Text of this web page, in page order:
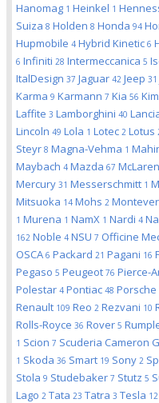
Hanomag 1 Heinkel 1
Suiza 8 Holden 8 Honda 94
Hupmobile 4 Hybrid Kinetic 6
6 Infiniti 28 Intermeccanica 5
ItalDesign 37 Jaguar 42 Jeep 31
Karma 9 Karmann 7 Kia 56
Laffite 3 Lamborghini 40
Lincoln 49 Lola 1 Lotec 2 Lotus
Steyr 8 Magna-Vehma 1
Maybach 4 Mazda 67 McLaren
Mercury 31 Messerschmitt 1
Mitsuoka 14 Mohs 2
1 Murena 1 NamX 1 Nardi 4
162 Noble 4 NSU 7 Officine
OSCA 6 Packard 21 Pagani 16
Pegaso 5 Peugeot 76 Pierce-
Polestar 4 Pontiac 48 Porsche
Renault 109 Reo 2 Rezvani 10
Rolls-Royce 36 Rover 5
1 Scion 7 Scuderia Cameron
1 Skoda 36 Smart 19 Sony 2
Stola 9 Studebaker 7 Stutz 5
Lago 2 Tata 23 Tatra 3 Tesla 12